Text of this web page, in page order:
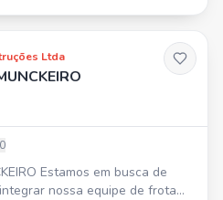
Ltda
0
busca de
nossa equipe de frotas.